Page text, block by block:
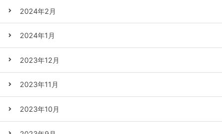
2024年2月
2024年1月
2023年12月
2023年11月
2023年10月